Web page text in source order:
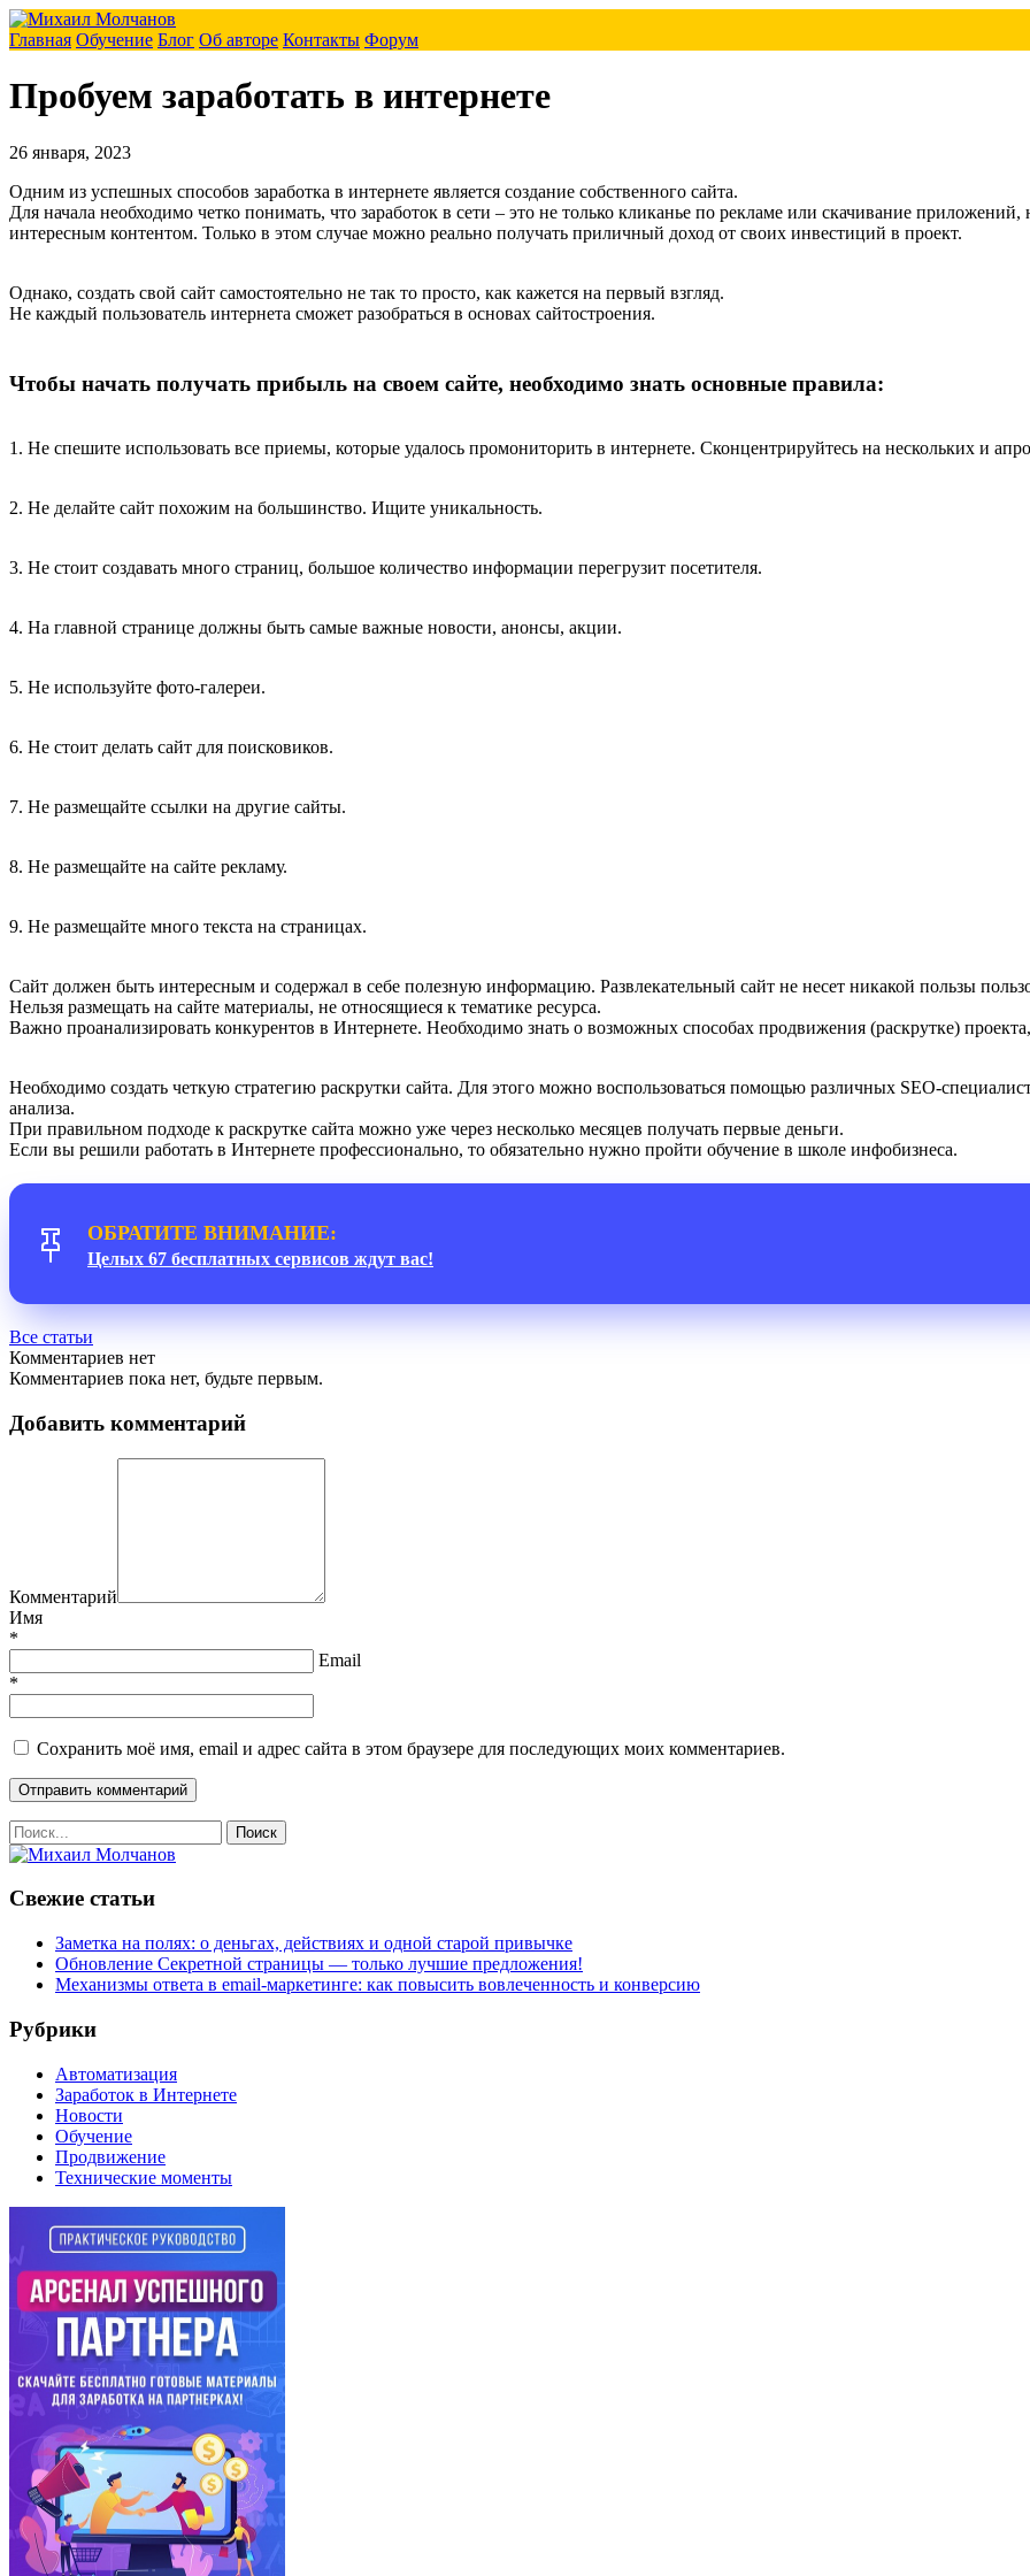
Главная Обучение Блог Об авторе Контакты Форум
Пробуем заработать в интернете
26 января, 2023
Одним из успешных способов заработка в интернете является создание собственного сайта.
Для начала необходимо четко понимать, что заработок в сети – это не только кликанье по рекламе или скачивание
интересным контентом. Только в этом случае можно реально получать приличный доход от своих инвестиций в проект.
Однако, создать свой сайт самостоятельно не так то просто, как кажется на первый взгляд.
Не каждый пользователь интернета сможет разобраться в основах сайтостроения.
Чтобы начать получать прибыль на своем сайте, необходимо знать основные правила:
1. Не спешите использовать все приемы, которые удалось промониторить в интернете. Сконцентрируйтесь на нескольких и
2. Не делайте сайт похожим на большинство. Ищите уникальность.
3. Не стоит создавать много страниц, большое количество информации перегрузит посетителя.
4. На главной странице должны быть самые важные новости, анонсы, акции.
5. Не используйте фото-галереи.
6. Не стоит делать сайт для поисковиков.
7. Не размещайте ссылки на другие сайты.
8. Не размещайте на сайте рекламу.
9. Не размещайте много текста на страницах.
Сайт должен быть интересным и содержал в себе полезную информацию. Развлекательный сайт не несет никакой пользы
Нельзя размещать на сайте материалы, не относящиеся к тематике ресурса.
Важно проанализировать конкурентов в Интернете. Необходимо знать о возможных способах продвижения (раскрутке)
Необходимо создать четкую стратегию раскрутки сайта. Для этого можно воспользоваться помощью различных SEO-
анализа.
При правильном подходе к раскрутке сайта можно уже через несколько месяцев получать первые деньги.
Если вы решили работать в Интернете профессионально, то обязательно нужно пройти обучение в школе инфобизнеса.
ОБРАТИТЕ ВНИМАНИЕ:
Целых 67 бесплатных сервисов ждут вас!
Все статьи
Комментариев нет
Комментариев пока нет, будьте первым.
Добавить комментарий
Комментарий
Имя
*
Email
*
Сохранить моё имя, email и адрес сайта в этом браузере для последующих моих комментариев.
Свежие статьи
Заметка на полях: о деньгах, действиях и одной старой привычке
Обновление Секретной страницы — только лучшие предложения!
Механизмы ответа в email-маркетинге: как повысить вовлеченность и конверсию
Рубрики
Автоматизация
Заработок в Интернете
Новости
Обучение
Продвижение
Технические моменты